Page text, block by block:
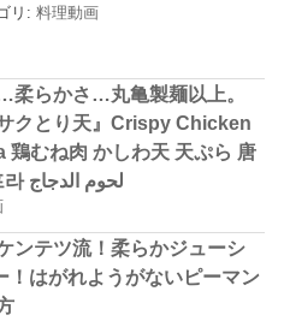
リ:料理動画
柔らかさ…丸亀製麺以上。
クとり天』Crispy Chicken
むね肉 かしわ天 天ぷら 唐
揚げ 天妇罗 덴프라 لحوم الدجاج
ンテツ流！柔らかジューシ
！はがれようがないピーマン